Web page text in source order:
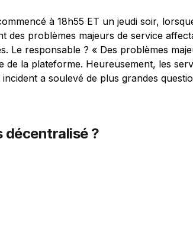
à 18h55 ET un jeudi soir,
des problèmes majeurs de service
Le responsable ? « Des problèmes
de la plateforme. Heureusement, les
incident a soulevé de plus grandes
?